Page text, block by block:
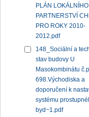
PLÁN LOKÁLNÍHO
PARTNERSTVÍ
PRO ROKY 2010-
2012.pdf
148_Sociální a
stav budovy U
Masokombinátu
698.Východiska a
doporučení k
systému
byd~1.pdf